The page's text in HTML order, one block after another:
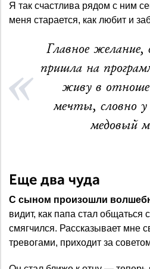
Я так счастлива рядом с ним
меня старается, как любит и
Главное
пришла на
живу в
мечты, словно
медовый
Еще два чуда
С сыном произошли
видит, как папа стал общаться
смягчился. Рассказывает мне
тревогами, приходит за